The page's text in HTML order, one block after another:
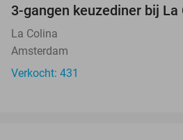
3-gangen keuzediner bij La
La Colina
Amsterdam
Verkocht: 431